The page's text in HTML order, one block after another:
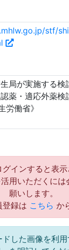
stf/
局が実施する検
薬・適応外薬
労働省》
インすると表示
用いただくには
願いします。
登録は こちら か
した画像を利用